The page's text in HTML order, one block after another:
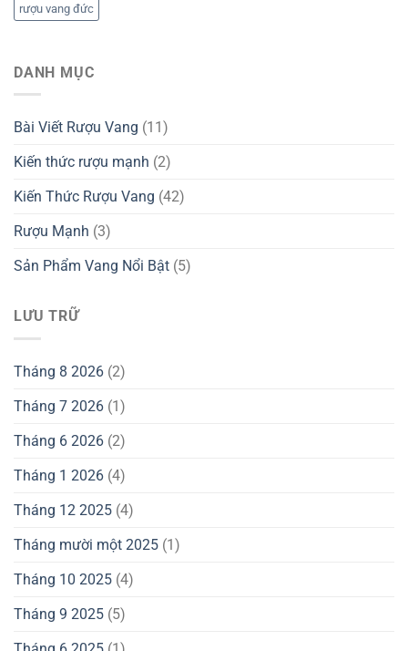
rượu vang đức
DANH MỤC
Bài Viết Rượu Vang (11)
Kiến thức rượu mạnh (2)
Kiến Thức Rượu Vang (42)
Rượu Mạnh (3)
Sản Phẩm Vang Nổi Bật (5)
LƯU TRỮ
Tháng 8 2026 (2)
Tháng 7 2026 (1)
Tháng 6 2026 (2)
Tháng 1 2026 (4)
Tháng 12 2025 (4)
Tháng mười một 2025 (1)
Tháng 10 2025 (4)
Tháng 9 2025 (5)